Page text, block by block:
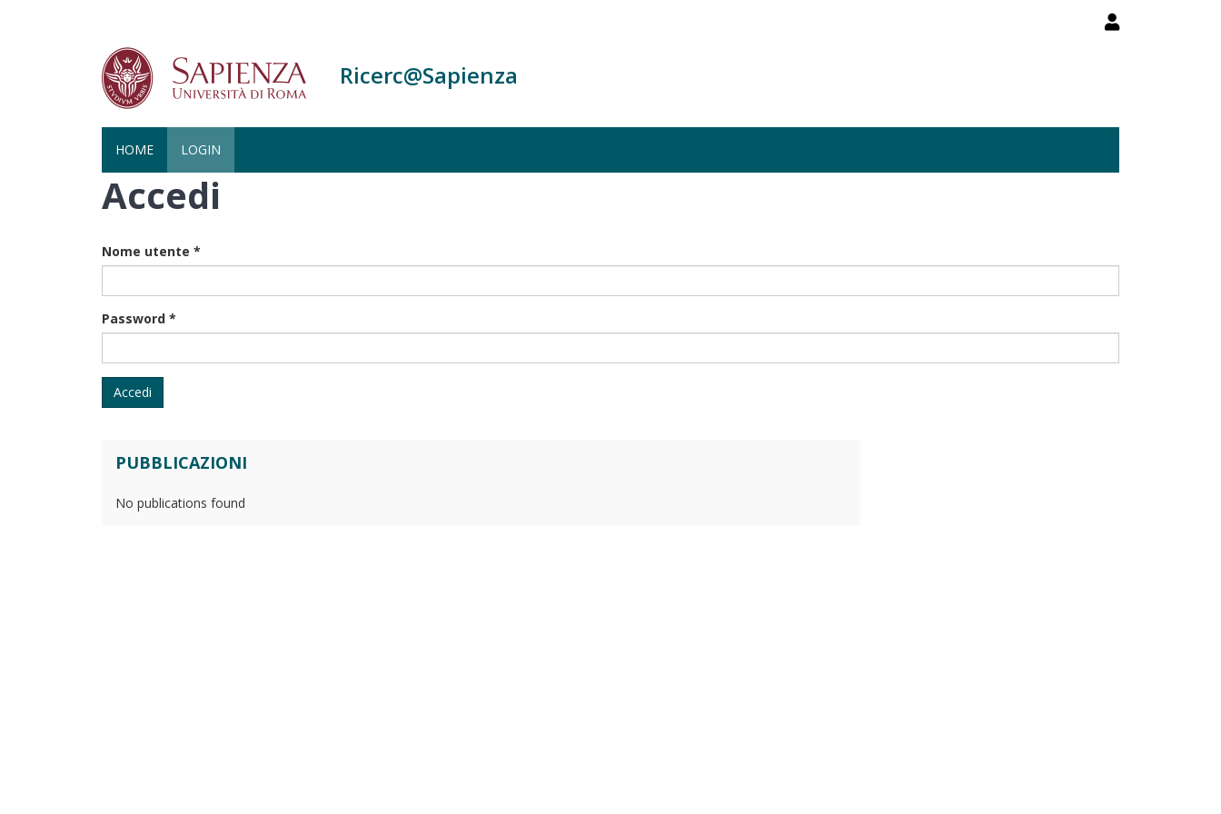
Ricerc@Sapienza
HOME LOGIN
Accedi
Nome utente *
Password *
Accedi
PUBBLICAZIONI
No publications found